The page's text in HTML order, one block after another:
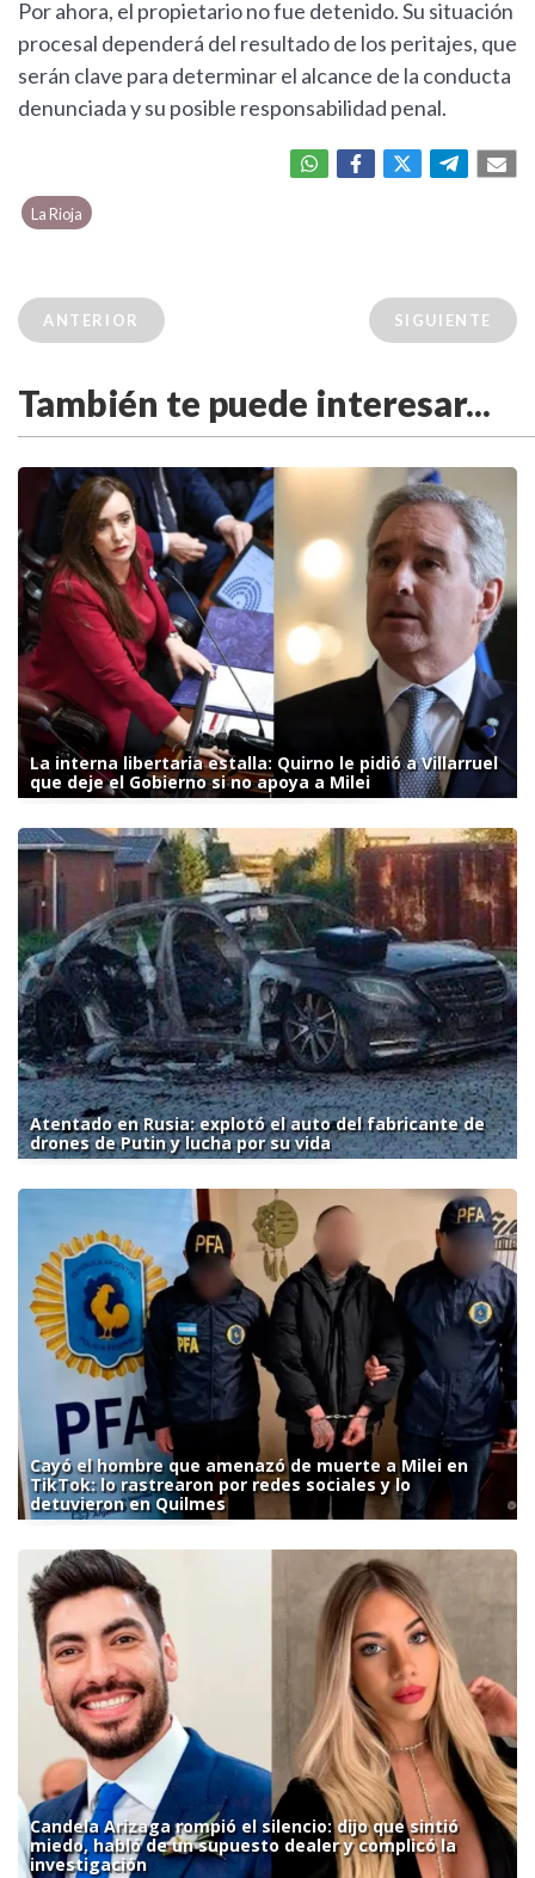
Por ahora, el propietario no fue detenido. Su situación
procesal dependerá del resultado de los peritajes, que
serán clave para determinar el alcance de la conducta
denunciada y su posible responsabilidad penal.
La Rioja
ANTERIOR SIGUIENTE
También te puede interesar...
La interna libertaria estalla: Quirno le pidió a Villarruel
que deje el Gobierno si no apoya a Milei
Atentado en Rusia: explotó el auto del fabricante de
drones de Putin y lucha por su vida
Cayó el hombre que amenazó de muerte a Milei en
TikTok: lo rastrearon por redes sociales y lo
detuvieron en Quilmes
Candela Arizaga rompió el silencio: dijo que sintió
miedo, habló de un supuesto dealer y complicó la
investigación